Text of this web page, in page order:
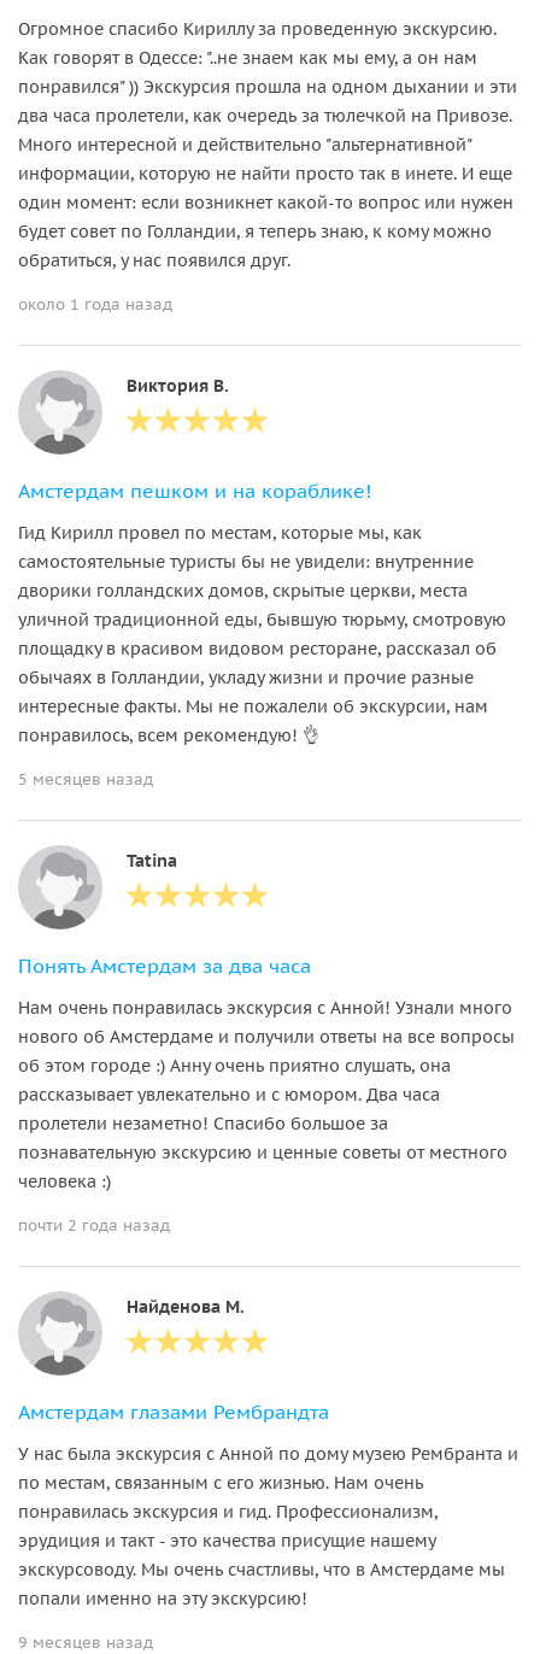
Огромное спасибо Кириллу за проведенную экскурсию.
Как говорят в Одессе: "..не знаем как мы ему, а он нам
понравился" )) Экскурсия прошла на одном дыхании и эти
два часа пролетели, как очередь за тюлечкой на Привозе.
Много интересной и действительно "альтернативной"
информации, которую не найти просто так в инете. И еще
один момент: если возникнет какой-то вопрос или нужен
будет совет по Голландии, я теперь знаю, к кому можно
обратиться, у нас появился друг.
около 1 года назад
Виктория В.
Амстердам пешком и на кораблике!
Гид Кирилл провел по местам, которые мы, как
самостоятельные туристы бы не увидели: внутренние
дворики голландских домов, скрытые церкви, места
уличной традиционной еды, бывшую тюрьму, смотровую
площадку в красивом видовом ресторане, рассказал об
обычаях в Голландии, укладу жизни и прочие разные
интересные факты. Мы не пожалели об экскурсии, нам
понравилось, всем рекомендую! 👌
5 месяцев назад
Tatina
Понять Амстердам за два часа
Нам очень понравилась экскурсия с Анной! Узнали много
нового об Амстердаме и получили ответы на все вопросы
об этом городе :) Анну очень приятно слушать, она
рассказывает увлекательно и с юмором. Два часа
пролетели незаметно! Спасибо большое за
познавательную экскурсию и ценные советы от местного
человека :)
почти 2 года назад
Найденова М.
Амстердам глазами Рембрандта
У нас была экскурсия с Анной по дому музею Рембранта и
по местам, связанным с его жизнью. Нам очень
понравилась экскурсия и гид. Профессионализм,
эрудиция и такт - это качества присущие нашему
экскурсоводу. Мы очень счастливы, что в Амстердаме мы
попали именно на эту экскурсию!
9 месяцев назад